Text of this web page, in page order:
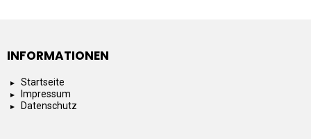
INFORMATIONEN
Startseite
Impressum
Datenschutz